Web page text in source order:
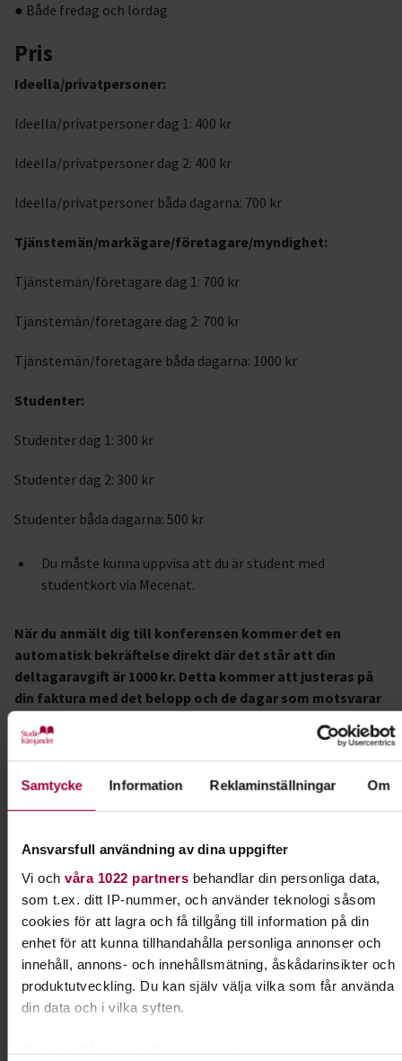
Samtycke Information Reklaminställningar Om
Ansvarsfull användning av dina uppgifter
Vi och våra 1022 partnersbehandlar din personliga data,
som t.ex. ditt IP-nummer, och använder teknologi såsom
cookies för att lagra och få tillgång till information på din
enhet för att kunna tillhandahålla personliga annonser och
innehåll, annons- och innehållsmätning, åskådarinsikter och
produktutveckling. Du kan själv välja vilka som får använda
din data och i vilka syften.
● Både fredag och lördag
Pris
Ideella/privatpersoner:
Ideella/privatpersoner dag 1: 400 kr
Ideella/privatpersoner dag 2: 400 kr
Ideella/privatpersoner båda dagarna: 700 kr
Tjänstemän/markägare/företagare/myndighet:
Tjänstemän/företagare dag 1: 700 kr
Tjänstemän/företagare dag 2: 700 kr
Tjänstemän/företagare båda dagarna: 1000 kr
Studenter:
Studenter dag 1: 300 kr
Studenter dag 2: 300 kr
Studenter båda dagarna: 500 kr
Du måste kunna uppvisa att du är student med
studentkort via Mecenat.
När du anmält dig till konferensen kommer det en
automatisk bekräftelse direkt där det står att din
deltagaravgift är 1000 kr. Detta kommer att justeras på
din faktura med det belopp och de dagar som motsvarar
Målgrupp
Konferensen vänder sig till lokala/regionala politiker,
myndigheter, tjänstepersoner, företagare, markägare,
Plats & tillgänglighet
Dag 1, fredag 2 oktober kl. 08.00 - 17.00 Konferensen
kommer att hållas i Wilandersalen vid Universitetssjukhuset
Örebro M-huset, USÖ. Lokalen är tillgänglighetsanpassad.
Dag 2, lördag 3 oktober kl. 08.30 – 16.30Bussexkursioner.
Bussarna utgår från Konferens & Restaurang Svalan –
Buss exkursion nr 2, "Kommunal skogsförvaltning"-